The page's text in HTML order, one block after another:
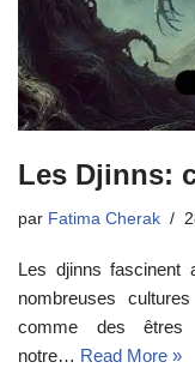
Les Djinns:
par Fatima Cherak
Les djinns fascinent
nombreuses
comme des êtres
notre… Read More »